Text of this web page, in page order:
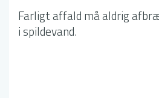
Farligt affald må aldrig
i spildevand.